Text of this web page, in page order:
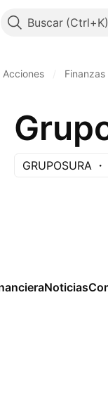
Buscar
Acciones Finanzas
GRUPOSURA
Noticias